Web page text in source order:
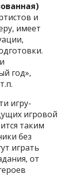
и
имеет
год»,
игру-
игровой
таким
без
играть
от